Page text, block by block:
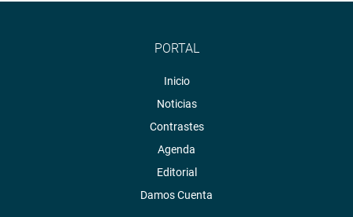
PORTAL
Inicio
Noticias
Contrastes
Agenda
Editorial
Damos Cuenta